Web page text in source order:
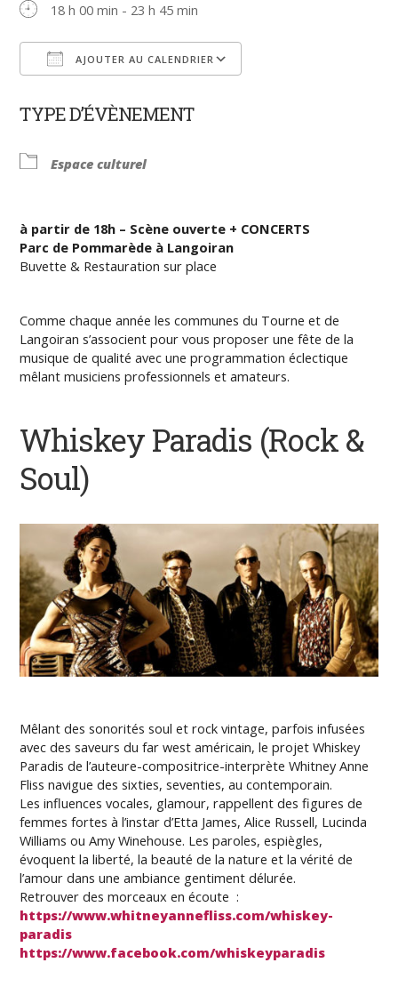
18 h 00 min - 23 h 45 min
AJOUTER AU CALENDRIER
TYPE D’ÉVÈNEMENT
Espace culturel
à partir de 18h – Scène ouverte + CONCERTS
Parc de Pommarède à Langoiran
Buvette & Restauration sur place
Comme chaque année les communes du Tourne et de
Langoiran s’associent pour vous proposer une fête de la
musique de qualité avec une programmation éclectique
mêlant musiciens professionnels et amateurs.
Whiskey Paradis (Rock &
Soul)
Mêlant des sonorités soul et rock vintage, parfois infusées
avec des saveurs du far west américain, le projet Whiskey
Paradis de l’auteure-compositrice-interprète Whitney Anne
Fliss navigue des sixties, seventies, au contemporain.
Les influences vocales, glamour, rappellent des figures de
femmes fortes à l’instar d’Etta James, Alice Russell, Lucinda
Williams ou Amy Winehouse. Les paroles, espiègles,
évoquent la liberté, la beauté de la nature et la vérité de
l’amour dans une ambiance gentiment délurée.
Retrouver des morceaux en écoute :
https://www.whitneyannefliss.com/whiskey-
paradis
https://www.facebook.com/whiskeyparadis